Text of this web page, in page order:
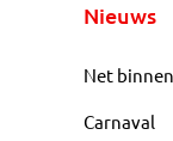
Nieuws
Net binnen
Carnaval